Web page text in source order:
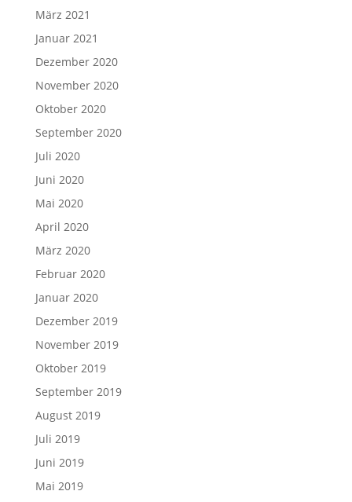
März 2021
Januar 2021
Dezember 2020
November 2020
Oktober 2020
September 2020
Juli 2020
Juni 2020
Mai 2020
April 2020
März 2020
Februar 2020
Januar 2020
Dezember 2019
November 2019
Oktober 2019
September 2019
August 2019
Juli 2019
Juni 2019
Mai 2019